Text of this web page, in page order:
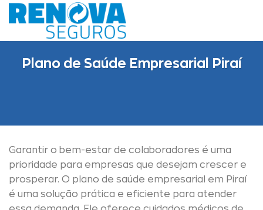
Skip
to
Plano de Saúde Empresarial Piraí
Garantir o bem-estar de colaboradores é uma
prioridade para empresas que desejam crescer e
prosperar. O plano de saúde empresarial em Piraí
é uma solução prática e eficiente para atender